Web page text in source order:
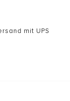
mit UPS